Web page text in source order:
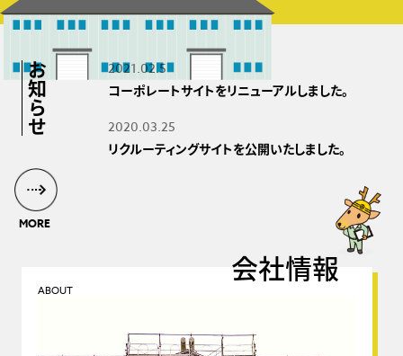
お知らせ 2021.02.5
コーポレートサイトをリニューアルしました。
2020.03.25
リクルーティングサイトを公開いたしました。
MORE
ABOUT
会社情報